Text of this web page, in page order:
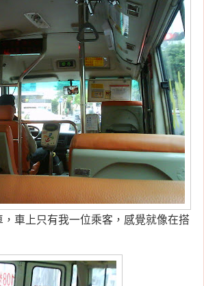
車上只有我一位乘客，感覺就像在搭